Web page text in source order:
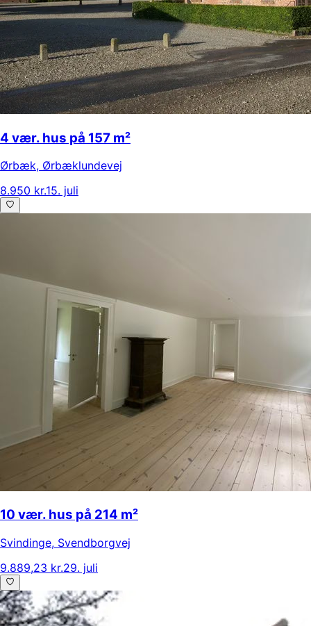
4 vær. hus på 157 m²
Ørbæk, Ørbæklundevej
8.950 kr.15. juli
10 vær. hus på 214 m²
Svindinge, Svendborgvej
9.889,23 kr.29. juli